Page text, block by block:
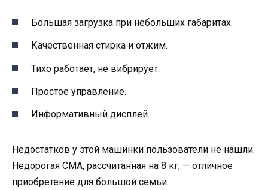
Большая загрузка при небольших габаритах.
Качественная стирка и отжим.
Тихо работает, не вибрирует.
Простое управление.
Информативный дисплей.
Недостатков у этой машинки пользователи не нашли.
Недорогая СМА, рассчитанная на 8 кг, — отличное
приобретение для большой семьи.